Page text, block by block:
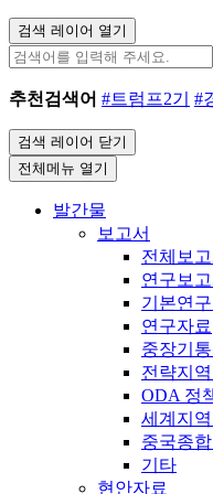
검색 레이어 열기
추천검색어 #트럼프2기 #
검색 레이어 닫기
전체메뉴 열기
발간물
보고서
전체보고
연구보고
기본연
연구자료
중장기
전략지
ODA 정
세계지
중국종
기타
현안자료